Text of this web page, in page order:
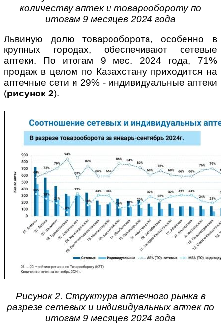
количеству аптек и товарообороту по
итогам 9 месяцев 2024 года
Львиную долю товарооборота, особенно в
крупных городах, обеспечивают сетевые
аптеки. По итогам 9 мес. 2024 года, 71%
продаж в целом по Казахстану приходится на
аптечные сети и 29% - индивидуальные аптеки
(рисунок 2).
Рисунок 2. Структура аптечного рынка в
разрезе сетевых и индивидуальных аптек по
итогам 9 месяцев 2024 года